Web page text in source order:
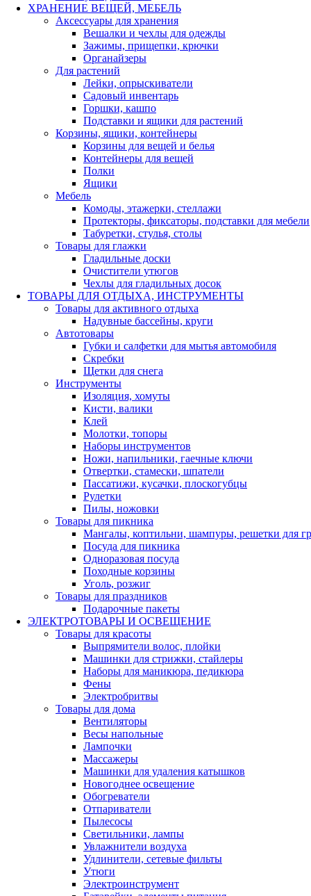
ХРАНЕНИЕ ВЕЩЕЙ, МЕБЕЛЬ
Аксессуары для хранения
Вешалки и чехлы для одежды
Зажимы, прищепки, крючки
Органайзеры
Для растений
Лейки, опрыскиватели
Садовый инвентарь
Горшки, кашпо
Подставки и ящики для растений
Корзины, ящики, контейнеры
Корзины для вещей и белья
Контейнеры для вещей
Полки
Ящики
Мебель
Комоды, этажерки, стеллажи
Протекторы, фиксаторы, подставки для мебели
Табуретки, стулья, столы
Товары для глажки
Гладильные доски
Очистители утюгов
Чехлы для гладильных досок
ТОВАРЫ ДЛЯ ОТДЫХА, ИНСТРУМЕНТЫ
Товары для активного отдыха
Надувные бассейны, круги
Автотовары
Губки и салфетки для мытья автомобиля
Скребки
Щетки для снега
Инструменты
Изоляция, хомуты
Кисти, валики
Клей
Молотки, топоры
Наборы инструментов
Ножи, напильники, гаечные ключи
Отвертки, стамески, шпатели
Пассатижи, кусачки, плоскогубцы
Рулетки
Пилы, ножовки
Товары для пикника
Мангалы, коптильни, шампуры, решетки для
Посуда для пикника
Одноразовая посуда
Походные корзины
Уголь, розжиг
Товары для праздников
Подарочные пакеты
ЭЛЕКТРОТОВАРЫ И ОСВЕЩЕНИЕ
Товары для красоты
Выпрямители волос, плойки
Машинки для стрижки, стайлеры
Наборы для маникюра, педикюра
Фены
Электробритвы
Товары для дома
Вентиляторы
Весы напольные
Лампочки
Массажеры
Машинки для удаления катышков
Новогоднее освещение
Обогреватели
Отпариватели
Пылесосы
Светильники, лампы
Увлажнители воздуха
Удлинители, сетевые фильты
Утюги
Электроинструмент